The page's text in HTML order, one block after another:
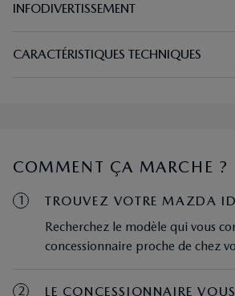
INFODIVERTISSEMENT
CARACTÉRISTIQUES TECHNIQUES
COMMENT ÇA MARCHE ?
1
TROUVEZ VOTRE MAZDA
Recherchez le modèle qui vous
concessionnaire proche de chez
2 LE CONCESSIONNAIRE